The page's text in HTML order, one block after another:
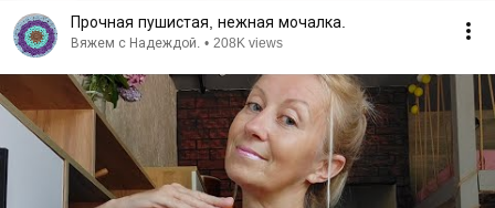
Прочная пушистая, нежная мочалка.
Вяжем с Надеждой. • 208K views